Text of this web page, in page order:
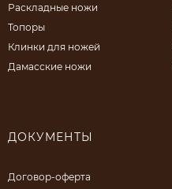
Раскладные ножи
Топоры
Клинки для ножей
Дамасские ножи
ДОКУМЕНТЫ
Договор-оферта